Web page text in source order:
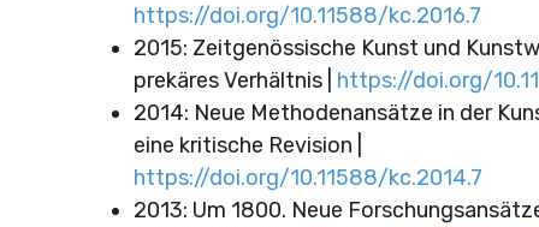
https://doi.org/10.11588/kc.2016.7
2015: Zeitgenössische Kunst und
prekäres Verhältnis | https://doi.org/
2014: Neue Methodenansätze in der
eine kritische Revision |
https://doi.org/10.11588/kc.2014.7
2013: Um 1800. Neue